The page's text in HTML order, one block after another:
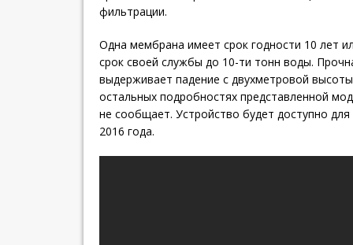
фильтрации.
Одна мембрана имеет срок годности 10 лет
срок своей службы до 10-ти тонн воды.
выдерживает падение с двухметровой
остальных подробностях представленной
не сообщает. Устройство будет доступно
2016 года.